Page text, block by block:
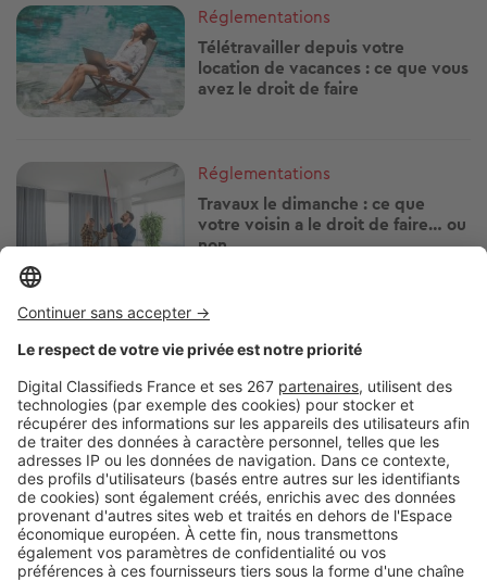
Image
Réglementations
Télétravailler depuis votre
location de vacances : ce que vous
avez le droit de faire
Image
Réglementations
Travaux le dimanche : ce que
votre voisin a le droit de faire… ou
non
Image
Vous pouvez prêter votre
logement gratuitement, mais
vérifiez d'abord ces points
Image
Réglementations
Canicule : le propriétaire est-il
obligé d'agir si votre logement
surchauffe ?